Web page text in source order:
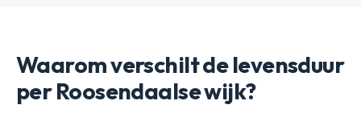
Waarom verschilt de levensduur
per Roosendaalse wijk?